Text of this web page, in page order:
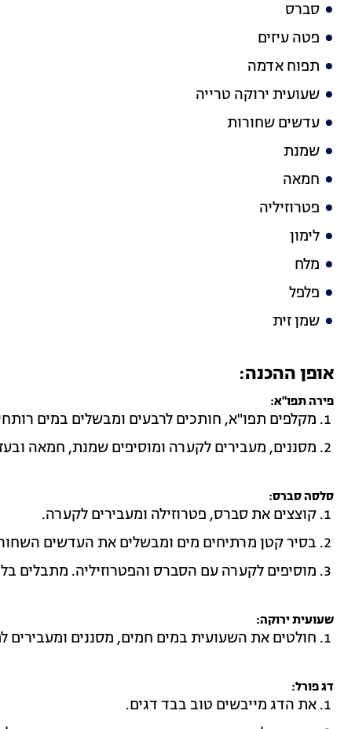
סברס
פטה עיזים
תפוח אדמה
שעועית ירוקה טרייה
עדשים שחורות
שמנת
חמאה
פטרוזיליה
לימון
מלח
פלפל
שמן זית
אופן ההכנה:
פירה תפו"א:
מקלפים תפו"א, חותכים לרבעים ומבשלים במים
מסננים, מעבירים לקערה ומוסיפים שמנת, חמאה
סלסה סברס:
קוצצים את סברס, פטרוזילה ומעבירים לקערה.
בסיר קטן מרתיחים מים ומבשלים את העדשים
מוסיפים לקערה עם הסברס והפטרוזיליה. מתבלים
שעועית ירוקה:
חולטים את השעועית במים חמים, מסננים ומעבירים
דג פורל:
את הדג מייבשים טוב בבד דגים.